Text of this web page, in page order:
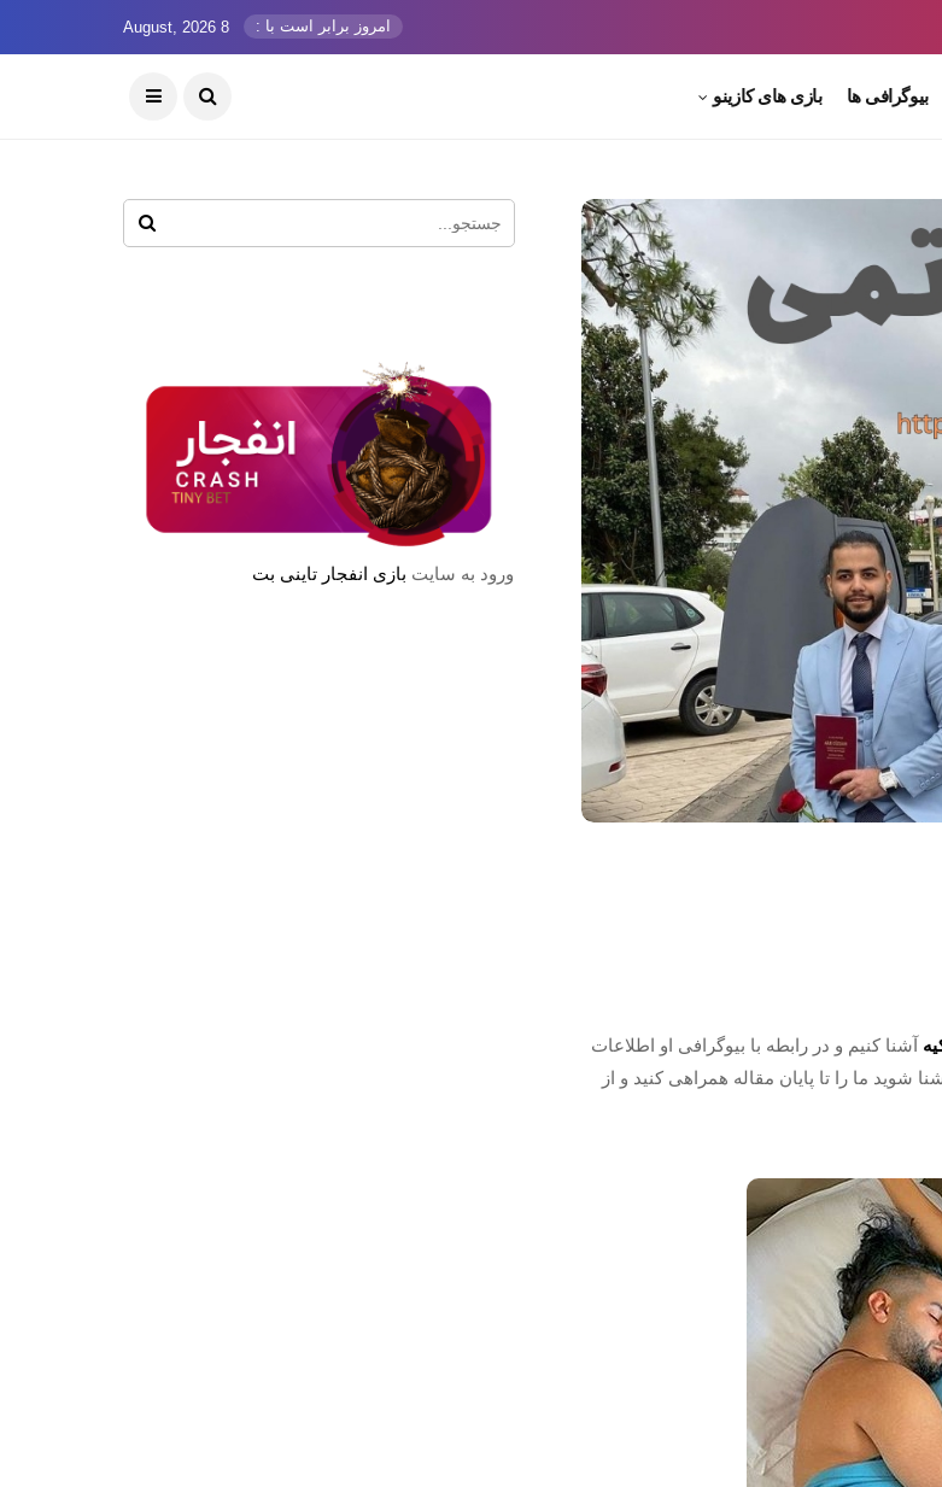
امروز برابر است با : 8 August, 2026
بیوگرافی ها بازی های کازینو
آشنا کنیم و در رابطه با بیوگرافی او اطلاعات
شوید ما را تا پایان مقاله همراهی کنید و از
ورود به سایت بازی انفجار تاینی بت